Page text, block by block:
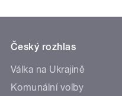
Český rozhlas
Válka na Ukrajině
Komunální volby